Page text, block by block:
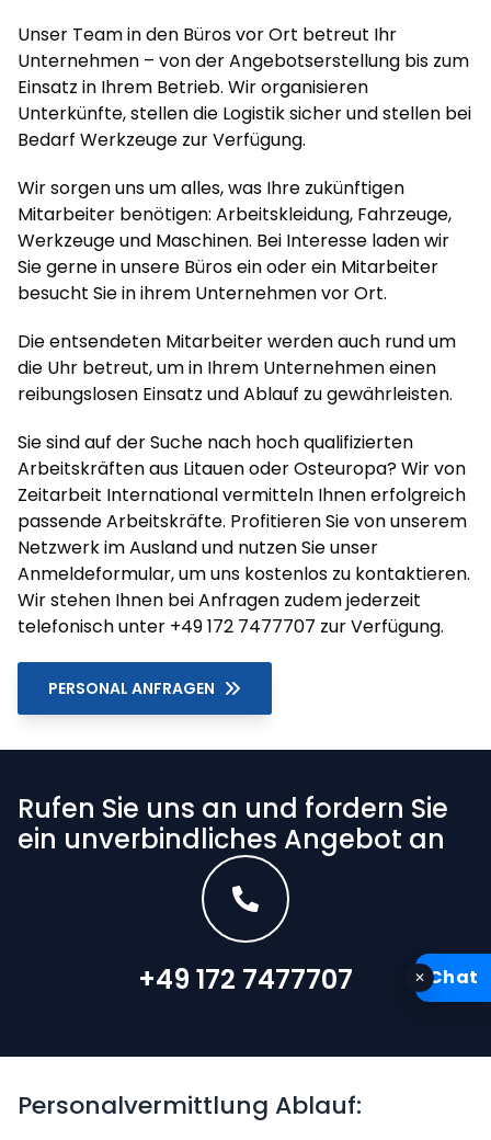
Unser Team in den Büros vor Ort betreut Ihr
Unternehmen – von der Angebotserstellung bis zum
Einsatz in Ihrem Betrieb. Wir organisieren
Unterkünfte, stellen die Logistik sicher und stellen bei
Bedarf Werkzeuge zur Verfügung.
Wir sorgen uns um alles, was Ihre zukünftigen
Mitarbeiter benötigen: Arbeitskleidung, Fahrzeuge,
Werkzeuge und Maschinen. Bei Interesse laden wir
Sie gerne in unsere Büros ein oder ein Mitarbeiter
besucht Sie in ihrem Unternehmen vor Ort.
Die entsendeten Mitarbeiter werden auch rund um
die Uhr betreut, um in Ihrem Unternehmen einen
reibungslosen Einsatz und Ablauf zu gewährleisten.
Sie sind auf der Suche nach hoch qualifizierten
Arbeitskräften aus Litauen oder Osteuropa? Wir von
Zeitarbeit International vermitteln Ihnen erfolgreich
passende Arbeitskräfte. Profitieren Sie von unserem
Netzwerk im Ausland und nutzen Sie unser
Anmeldeformular, um uns kostenlos zu kontaktieren.
Wir stehen Ihnen bei Anfragen zudem jederzeit
telefonisch unter +49 172 7477707 zur Verfügung.
PERSONAL ANFRAGEN
Rufen Sie uns an und fordern Sie
ein unverbindliches Angebot an
+49 172 7477707
Personalvermittlung Ablauf:
Chat
✕